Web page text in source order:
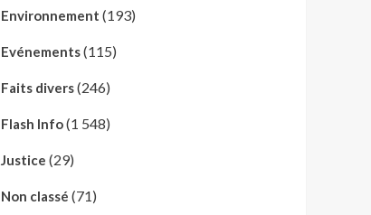
Environnement (193)
Evénements(115)
Faits divers(246)
Flash Info(1 548)
Justice (29)
Non classé (71)